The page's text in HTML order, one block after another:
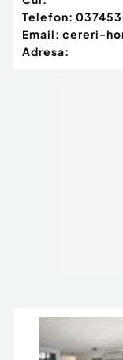
Telefon:
Email: cereri-
Adresa: